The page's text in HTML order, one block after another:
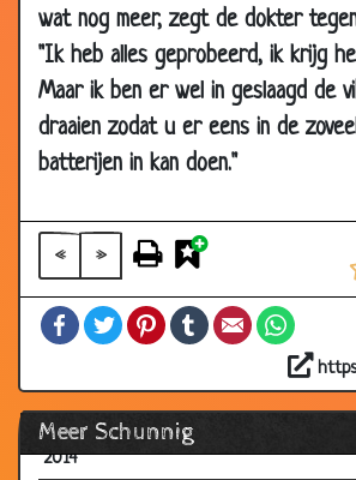
wat nog meer, zegt de dokter
"Ik heb alles geprobeerd, ik krijg
Maar ik ben er wel in geslaagd de
draaien zodat u er eens in de
batterijen in kan doen."
« »
FacebookTwitterPinterestTumblrEmail
Meer Schunnig
26 Nov
2017
Verschil
18 May
2017
Spieren
12 Jan
Logeren
27 Dec
2016
Schuine mop
2016
2016
12 Dec
2014
In de kou